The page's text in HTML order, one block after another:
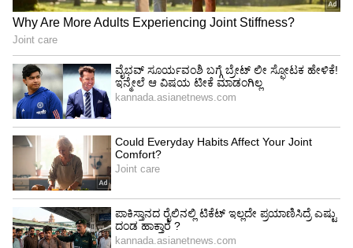
ಸಮಾರಂಭ ಮೂರು ದಿನ ನಡೆಯಲಿದೆ. ಈ ಕಾರ್ಯಕ್ರಮಕ್ಕೆ
ಬಾಲಿವುಡ್ ಸ್ಟಾರ್ಸ್ ಸೇರಿದಂತೆ ಸೆಲೆಬ್ರಿಟಿಗಳು, ಬ್ಯುಸಿನೆಸ್
ಮೆನ್ ಸೇರಿದಂತೆ ಹಲವು ಅಂತಾರಾಷ್ಟ್ರೀಯ ಕಲಾವಿದರು
ಸಾಕ್ಷಿಯಾಗಲಿದ್ದಾರೆ.